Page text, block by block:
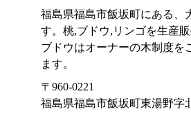
福島県福島市飯坂町にある、
す。桃,ブドウ,リンゴを生産販
ブドウはオーナーの木制度を
ます。
〒960-0221
福島県福島市飯坂町東湯野字